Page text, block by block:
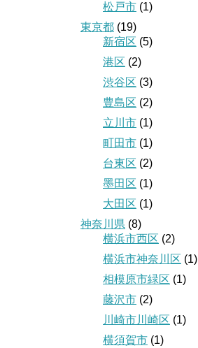
松戸市 (1)
東京都 (19)
新宿区 (5)
港区 (2)
渋谷区 (3)
豊島区 (2)
立川市 (1)
町田市 (1)
台東区 (2)
墨田区 (1)
大田区 (1)
神奈川県 (8)
横浜市西区 (2)
横浜市神奈川区 (1)
相模原市緑区 (1)
藤沢市 (2)
川崎市川崎区 (1)
横須賀市 (1)